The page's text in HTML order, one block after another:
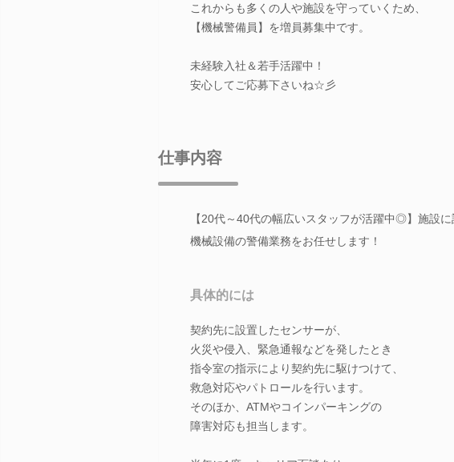
これからも多くの人や施設を守っていくため、
【機械警備員】を増員募集中です。
未経験入社＆若手活躍中！
安心してご応募下さいね☆彡
仕事内容
【20代～40代の幅広いスタッフが活躍中◎】施設
機械設備の警備業務をお任せします！
具体的には
契約先に設置したセンサーが、
火災や侵入、緊急通報などを発したとき
指令室の指示により契約先に駆けつけて、
救急対応やパトロールを行います。
そのほか、ATMやコインパーキングの
障害対応も担当します。